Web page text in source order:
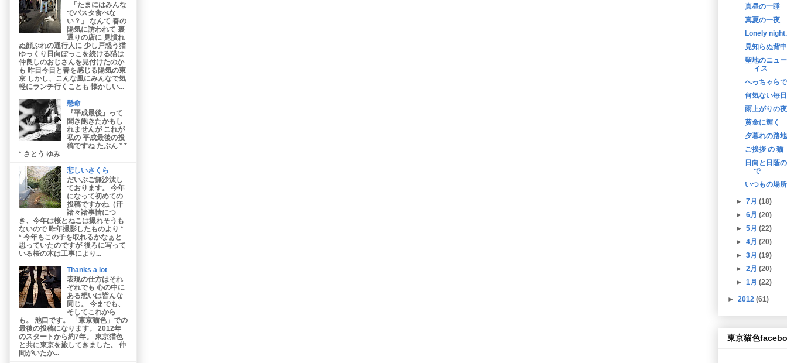
「たまにはみんな
でパスタ食べな
い？」 なんて 春の
陽気に誘われて 裏
通りの店に 見慣れ
ぬ顔ぶれの通行人に 少し戸惑う猫
ゆっくり日向ぼっこを続ける猫は
仲良しのおじさんを見付けたのか
も 昨日今日と春を感じる陽気の東
京 しかし、こんな風にみんなで気
軽にランチ行くことも 懐かしい...
懸命
『平成最後』って
聞き飽きたかもし
れませんが これが
私の 平成最後の投
稿ですね たぶん * *
* さとう ゆみ
悲しいさくら
だいぶご無沙汰し
ております。 今年
になって初めての
投稿ですかね（汗
諸々諸事情につ
き、今年は桜とねこは撮れそうも
ないので 昨年撮影したものより *
* 今年もこの子を取れるかなぁと
思っていたのですが 後ろに写って
いる桜の木は工事により...
Thanks a lot
表現の仕方はそれ
ぞれでも 心の中に
ある想いは皆んな
同じ。 今までも、
そしてこれから
も。 池口です。 「東京猫色」での
最後の投稿になります。 2012年
のスタートから約7年。 東京猫色
と共に東京を旅してきました。 仲
間がいたか...
真昼の一睡
真夏の一夜
Lonely night.
見知らぬ背中
聖地のニュ
イス
へっちゃら
何気ない毎
雨上がりの
黄金に輝く
夕暮れの路
ご挨拶 の 猫
日向と日蔭
で
いつもの場
►7月(18)
►6月(20)
►5月(22)
►4月(20)
►3月(19)
►2月(20)
►1月(22)
► 2012 (61)
東京猫色